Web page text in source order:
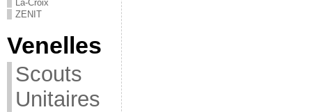
La-Croix
ZENIT
Venelles
Scouts
Unitaires